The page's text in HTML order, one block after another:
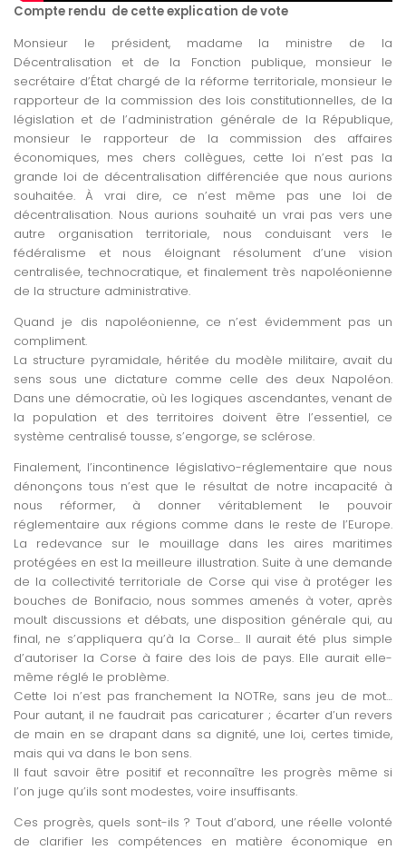
Compte rendu de cette explication de vote
Monsieur le président, madame la ministre de la
Décentralisation et de la Fonction publique, monsieur le
secrétaire d’État chargé de la réforme territoriale, monsieur le
rapporteur de la commission des lois constitutionnelles, de la
législation et de l’administration générale de la République,
monsieur le rapporteur de la commission des affaires
économiques, mes chers collègues, cette loi n’est pas la
grande loi de décentralisation différenciée que nous aurions
souhaitée. À vrai dire, ce n’est même pas une loi de
décentralisation. Nous aurions souhaité un vrai pas vers une
autre organisation territoriale, nous conduisant vers le
fédéralisme et nous éloignant résolument d’une vision
centralisée, technocratique, et finalement très napoléonienne
de la structure administrative.
Quand je dis napoléonienne, ce n’est évidemment pas un
compliment.
La structure pyramidale, héritée du modèle militaire, avait du
sens sous une dictature comme celle des deux Napoléon.
Dans une démocratie, où les logiques ascendantes, venant de
la population et des territoires doivent être l’essentiel, ce
système centralisé tousse, s’engorge, se sclérose.
Finalement, l’incontinence législativo-réglementaire que nous
dénonçons tous n’est que le résultat de notre incapacité à
nous réformer, à donner véritablement le pouvoir
réglementaire aux régions comme dans le reste de l’Europe.
La redevance sur le mouillage dans les aires maritimes
protégées en est la meilleure illustration. Suite à une demande
de la collectivité territoriale de Corse qui vise à protéger les
bouches de Bonifacio, nous sommes amenés à voter, après
moult discussions et débats, une disposition générale qui, au
final, ne s’appliquera qu’à la Corse… Il aurait été plus simple
d’autoriser la Corse à faire des lois de pays. Elle aurait elle-
même réglé le problème.
Cette loi n’est pas franchement la NOTRe, sans jeu de mot…
Pour autant, il ne faudrait pas caricaturer ; écarter d’un revers
de main en se drapant dans sa dignité, une loi, certes timide,
mais qui va dans le bon sens.
Il faut savoir être positif et reconnaître les progrès même si
l’on juge qu’ils sont modestes, voire insuffisants.
Ces progrès, quels sont-ils ? Tout d’abord, une réelle volonté
de clarifier les compétences en matière économique en